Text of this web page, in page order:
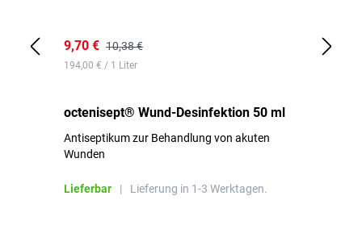
9,70 € 10,38 €
194,00 € / 1 Liter
octenisept® Wund-Desinfektion 50 ml
Antiseptikum zur Behandlung von akuten
Wunden
Lieferbar | Lieferung in 1-3 Werktagen.